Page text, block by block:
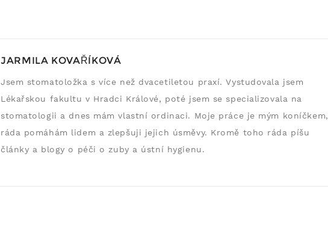
JARMILA KOVAŘÍKOVÁ
Jsem stomatoložka s více než dvacetiletou praxí. Vystudovala jsem
Lékařskou fakultu v Hradci Králové, poté jsem se specializovala na
stomatologii a dnes mám vlastní ordinaci. Moje práce je mým koníčkem,
ráda pomáhám lidem a zlepšuji jejich úsměvy. Kromě toho ráda píšu
články a blogy o péči o zuby a ústní hygienu.